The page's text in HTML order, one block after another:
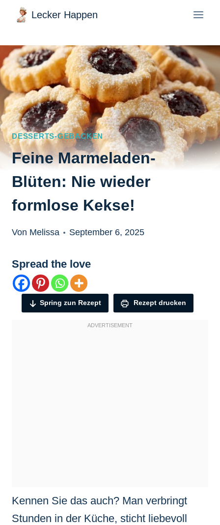
Zum
Inhalt
springen
Lecker Happen
DESSERTS-GEBACKEN
Feine Marmeladen-
Blüten: Nie wieder
formlose Kekse!
Von Melissa September 6, 2025
Spread the love
Spring zun Rezept Rezept drucken
Kennen Sie das auch? Man verbringt
Stunden in der Küche, sticht liebevoll